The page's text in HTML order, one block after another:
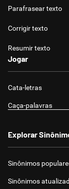
Parafrasear texto
Corrigir texto
Resumir texto
Jogar
Cata-letras
Caça-palavras
Explorar
Sinônimos
Sinônimos